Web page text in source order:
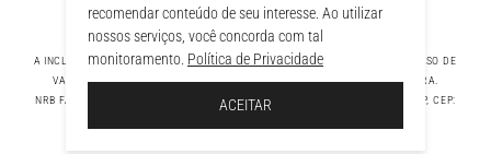
recomendar conteúdo de seu interesse. Ao utilizar
nossos serviços, você concorda com tal
monitoramento. Política de Privacidade
ACEITAR
À SACOLA
A INCLUSÃO DE UM PRODUTO NA SACOLA NÃO GARANTE SEU PREÇO. EM CASO DE
VARIAÇÃO, PREVALECERÁ O PREÇO VIGENTE NA FINALIZAÇÃO DA COMPRA.
NRB FASHION COMPANY LTDA - AV. TAMBORE, 1043 - TAMBORÉ BARUERI - SP, CEP: